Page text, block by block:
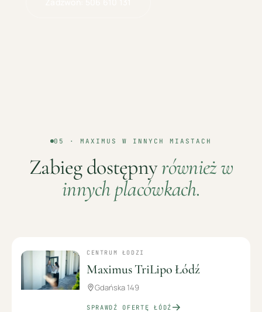
05 ·MAXIMUS W INNYCH MIASTACH
Zabieg dostępnyrównież w
innych placówkach.
CENTRUM ŁODZI
Maximus TriLipo Łódź
Gdańska 149
SPRAWDŹ OFERTĘŁÓDŹ